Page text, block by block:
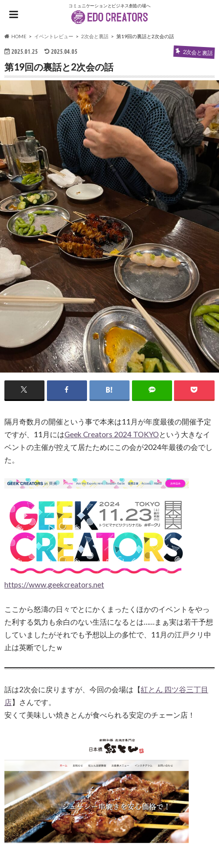
コミュニケーションとビジネス創造の場へ
HOME イベントレビュー 2次会と裏話 第19回の裏話と2次会の話
2025.01.25 2025.04.05 2次会と裏話
第19回の裏話と2次会の話
隔月奇数月の開催という事で本来は11月が年度最後の開催予定
ですが、11月にはGeek Creators 2024 TOKYOという大きなイ
ベントの主催が控えて居たためにこの会が2024年最後の会でし
た。
https://www.geekcreators.net
ここから怒濤の日々でとにかくまったくほかのイベントをやっ
た利する気力も余白のない生活になるとは……まぁ実は若干予想
していましたがそれでも予想以上の多忙で、11月の江戸クリ中
止は英断でしたｗ
話は2次会に戻りますが、今回の会場は【紅とん 四ツ谷三丁目
店】さんです。
安くて美味しい焼きとんが食べられる安定のチェーン店！